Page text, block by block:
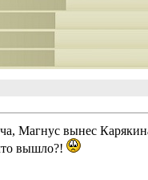
Магнус вынес
вышло?!